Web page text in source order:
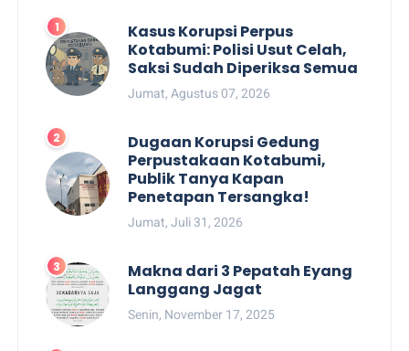
Kasus Korupsi Perpus
Kotabumi: Polisi Usut Celah,
Saksi Sudah Diperiksa Semua
Jumat, Agustus 07, 2026
Dugaan Korupsi Gedung
Perpustakaan Kotabumi,
Publik Tanya Kapan
Penetapan Tersangka!
Jumat, Juli 31, 2026
Makna dari 3 Pepatah Eyang
Langgang Jagat
Senin, November 17, 2025